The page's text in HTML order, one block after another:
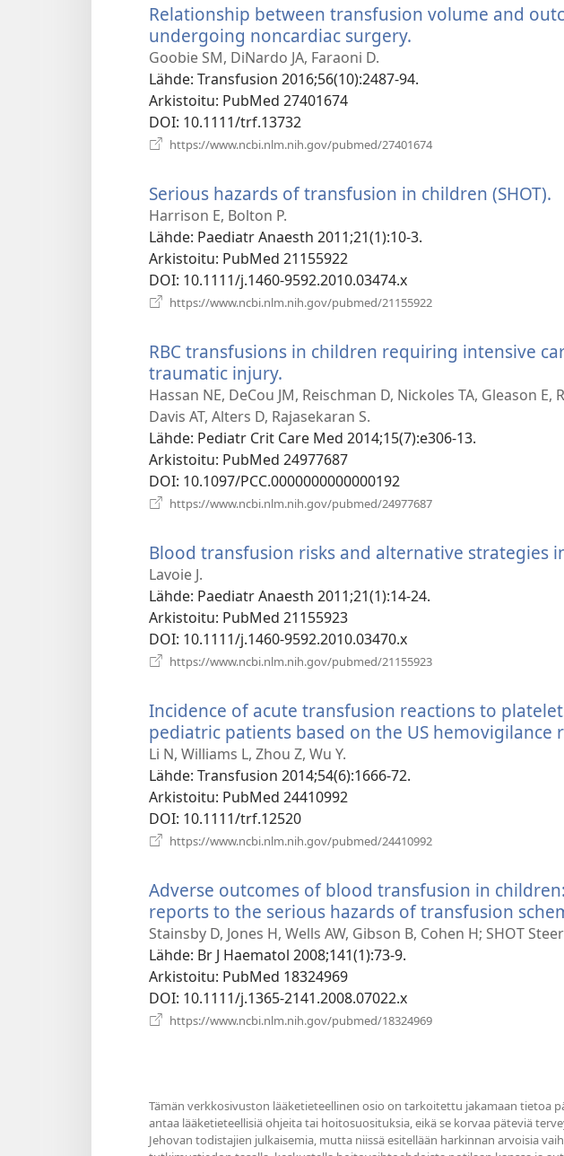
Relationship between transfusion volume and
undergoing noncardiac surgery.
ikkunan)
Goobie SM, DiNardo JA, Faraoni D.
Lähde‎: Transfusion 2016;56(10):2487-94.
Arkistoitu‎: PubMed 27401674
DOI‎: 10.1111/trf.13732
https://www.ncbi.nlm.nih.gov/pubmed/27401674
Serious hazards of transfusion in children (SHOT).
Harrison E, Bolton P.
Lähde‎: Paediatr Anaesth 2011;21(1):10-3.
Arkistoitu‎: PubMed 21155922
DOI‎: 10.1111/j.1460-9592.2010.03474.x
https://www.ncbi.nlm.nih.gov/pubmed/21155922
RBC transfusions in children requiring intensive
traumatic injury.
uuden
ikkunan)
Hassan NE, DeCou JM, Reischman D, Nickoles TA, Gleason E,
Davis AT, Alters D, Rajasekaran S.
Lähde‎: Pediatr Crit Care Med 2014;15(7):e306-13.
Arkistoitu‎: PubMed 24977687
DOI‎: 10.1097/PCC.0000000000000192
https://www.ncbi.nlm.nih.gov/pubmed/24977687
Blood transfusion risks and alternative strategies
Lavoie J.
Lähde‎: Paediatr Anaesth 2011;21(1):14-24.
Arkistoitu‎: PubMed 21155923
DOI‎: 10.1111/j.1460-9592.2010.03470.x
https://www.ncbi.nlm.nih.gov/pubmed/21155923
Incidence of acute transfusion reactions to
pediatric patients based on the US hemovigilance
Li N, Williams L, Zhou Z, Wu Y.
Lähde‎: Transfusion 2014;54(6):1666-72.
Arkistoitu‎: PubMed 24410992
DOI‎: 10.1111/trf.12520
https://www.ncbi.nlm.nih.gov/pubmed/24410992
Adverse outcomes of blood transfusion in
reports to the serious hazards of transfusion
Stainsby D, Jones H, Wells AW, Gibson B, Cohen H; SHOT
Lähde‎: Br J Haematol 2008;141(1):73-9.
Arkistoitu‎: PubMed 18324969
DOI‎: 10.1111/j.1365-2141.2008.07022.x
https://www.ncbi.nlm.nih.gov/pubmed/18324969
Tämän verkkosivuston lääketieteellinen osio on tarkoitettu jakamaan tietoa
antaa lääketieteellisiä ohjeita tai hoitosuosituksia, eikä se korvaa päteviä
Jehovan todistajien julkaisemia, mutta niissä esitellään harkinnan arvoisia